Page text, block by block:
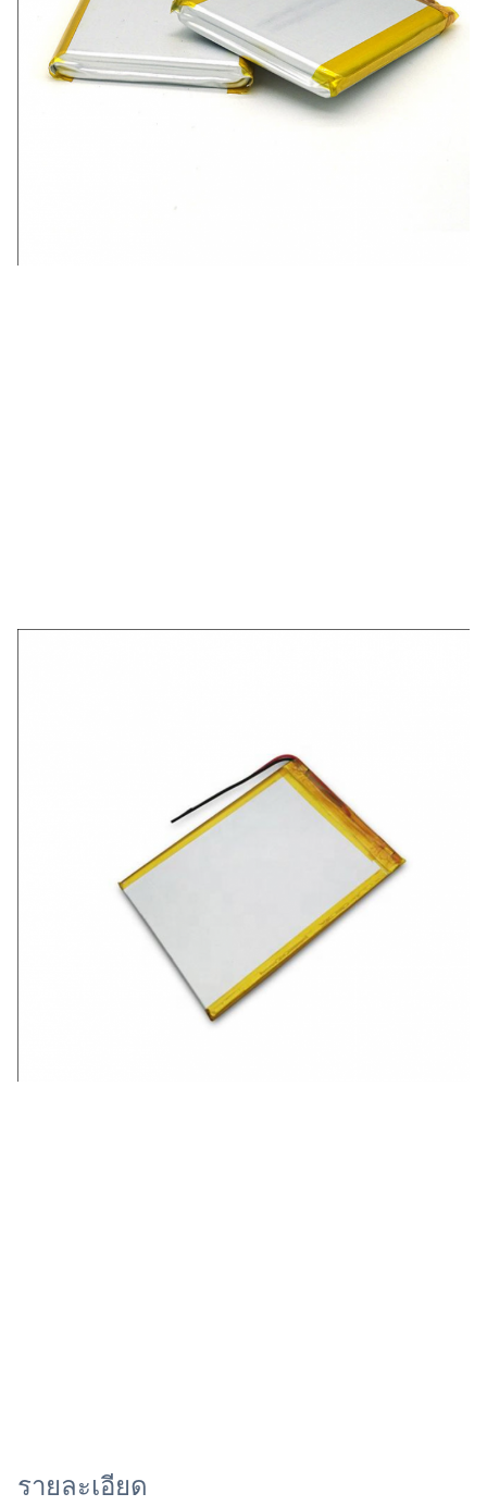
รายละเอียด